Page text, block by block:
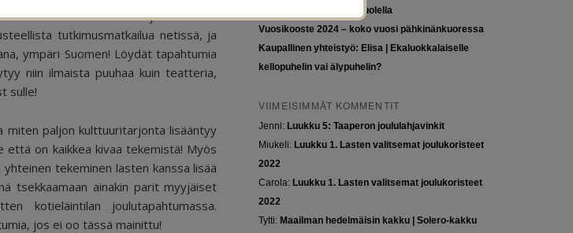
tiedän että suuri osa lukijoistani asuu
tutkimusmatkailua netissä, ja
ympäri Suomen! Löydät tapahtumia
niin ilmaista puuhaa kuin teatteria,
sulle!
miten paljon kulttuuritarjonta lisääntyy
on kaikkea kivaa tekemistä! Myös
tekeminen lasten kanssa lisää
tsekkaamaan ainakin parit myyjäiset
kotieläintilan joulutapahtumassa.
jos ei oo tässä mainittu!
Tyttöjen ja tasa-arvon puolella
Vuosikooste 2024 – koko vuosi pähkinänkuoressa
Kaupallinen yhteistyö: Elisa | Ekaluokkalaiselle
kellopuhelin vai älypuhelin?
VIIMEISIMMÄT KOMMENTIT
Jenni: Luukku 5: Taaperon joululahjavinkit
Miukeli: Luukku 1. Lasten valitsemat joulukoristeet
2022
Carola: Luukku 1. Lasten valitsemat joulukoristeet
2022
Tytti: Maailman hedelmäisin kakku | Solero-kakku